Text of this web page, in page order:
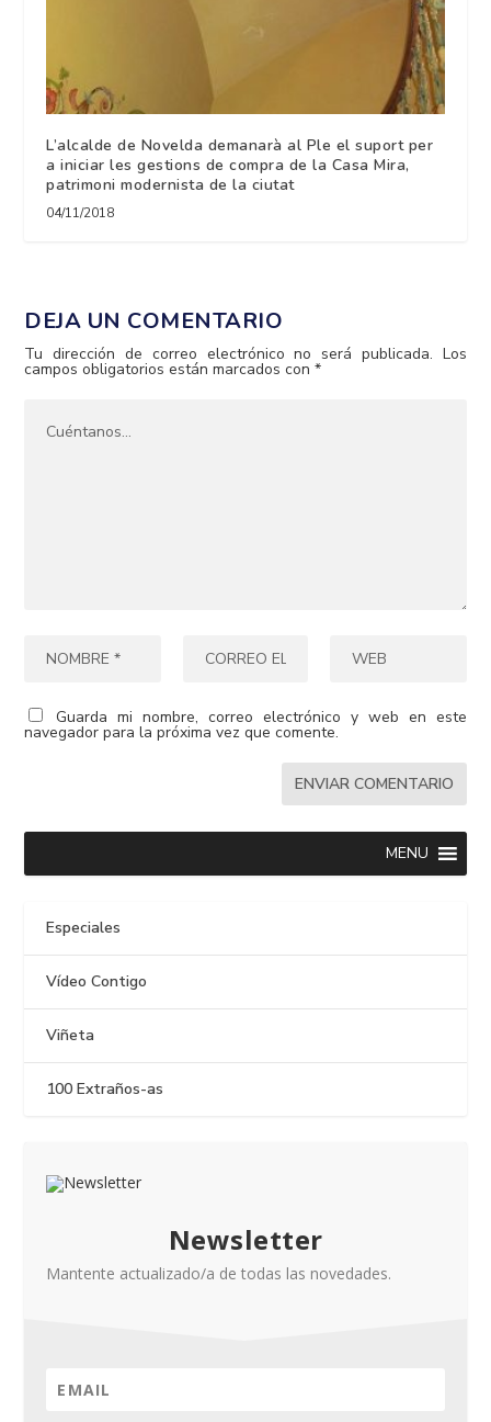
L’alcalde de Novelda demanarà al Ple el suport per
a iniciar les gestions de compra de la Casa Mira,
patrimoni modernista de la ciutat
04/11/2018
DEJA UN COMENTARIO
Tu dirección de correo electrónico no será publicada. Los
campos obligatorios están marcados con*
Guarda mi nombre, correo electrónico y web en este
navegador para la próxima vez que comente.
MENU
Especiales
Vídeo Contigo
Viñeta
100 Extraños-as
Newsletter
Mantente actualizado/a de todas las novedades.